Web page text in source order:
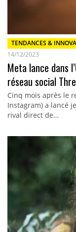
TENDANCES &
14/12/2023
Meta lance dans
réseau social
Cinq mois après le
Instagram) a lancé
rival direct de…